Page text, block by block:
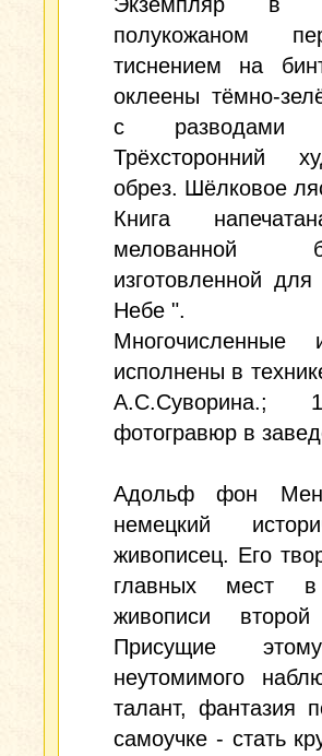
полукожаном
тиснением на
оклеены тёмно-
с разводами
Трёхсторонний
обрез. Шёлковое
Книга
мелованной
изготовленной
Небе ".
Многочисленные
исполнены в
А.С.Суворина.;
фотогравюр в
Адольф фон
немецкий
живописец. Его
главных мест в
живописи
Присущие
неутомимого
талант, фантазия
самоучке - стать